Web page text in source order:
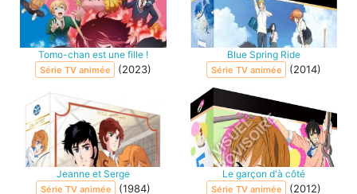
Tomo-chan est une fille !
Série TV animée (2023)
Blue Spring Ride
Série TV animée (2014)
Jeanne et Serge
Série TV animée (1984)
Le garçon d'à côté
Série TV animée (2012)